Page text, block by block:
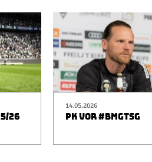
26
14.05.2026
PK VOR #BMGTSG